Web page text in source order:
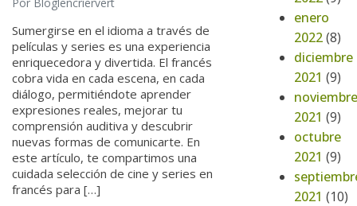
Sumergirse en el idioma a través de
películas y series es una experiencia
enriquecedora y divertida. El francés
cobra vida en cada escena, en cada
diálogo, permitiéndote aprender
expresiones reales, mejorar tu
comprensión auditiva y descubrir
nuevas formas de comunicarte. En
este artículo, te compartimos una
cuidada selección de cine y series en
francés para […]
enero
2022(8)
diciembre
2021 (9)
noviembre
2021 (9)
octubre
2021 (9)
2021 (10)